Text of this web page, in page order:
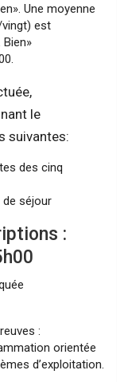
Une moyenne
est
le
suivantes:
des cinq
de séjour
:
:
orientée
d’exploitation.